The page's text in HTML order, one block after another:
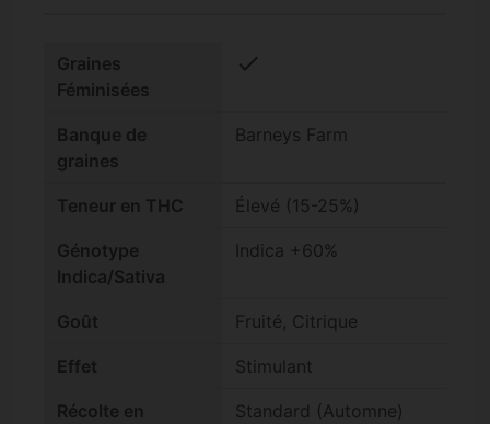
Graines
Féminisées
check
Banque de
graines
Barneys Farm
Teneur en THC Élevé (15-25%)
Génotype
Indica/Sativa
Indica +60%
Goût Fruité, Citrique
Effet Stimulant
Récolte en
Standard (Automne)